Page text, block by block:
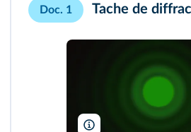
Doc. 1 Tache de